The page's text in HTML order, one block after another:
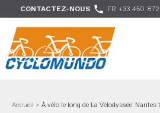
CONTACTEZ-NOUS  FR +33 450
Accueil > À vélo le long de La Vélodyssée: Nantes